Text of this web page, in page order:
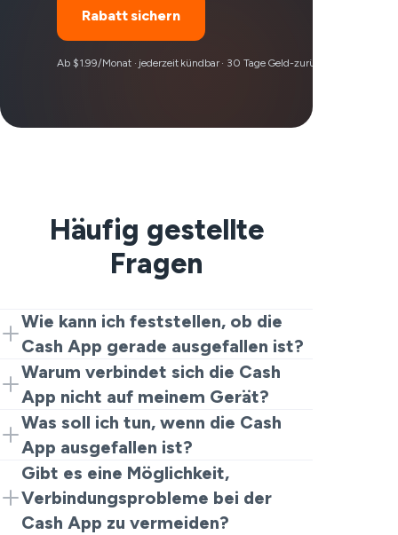
Rabatt sichern
Ab $1.99/Monat · jederzeit kündbar · 30 Tage Geld-zurück-Garantie
Häufig gestellte
Fragen
Wie kann ich feststellen, ob die
Cash App gerade ausgefallen ist?
Überprüfen Sie die Benutzerberichte.
Wenn die Berichte steigen, ist die Frage,
ob die Cash App gerade ausgefallen ist,
wahrscheinlich, ja. Wenn die Berichte
niedrig sind, sind es wahrscheinlich die
Cash App-Probleme heute auf Ihrer
Seite.
Warum verbindet sich die Cash
App nicht auf meinem Gerät?
Es ist in der Regel entweder ein Ausfall
der Cash App oder eine schlechte
Internetverbindung oder etwas auf
Ihrem Telefon, das dies verhindert. Wenn
Sie sich fragen, warum die Cash App
nicht funktioniert oder warum meine
Was soll ich tun, wenn die Cash
App ausgefallen ist?
Wenn die Cash App heute ausgefallen
ist, müssen Sie meistens warten. Achten
Sie auf Updates und senden Sie keine
Gibt es eine Möglichkeit,
Verbindungsprobleme bei der
Cash App zu vermeiden?